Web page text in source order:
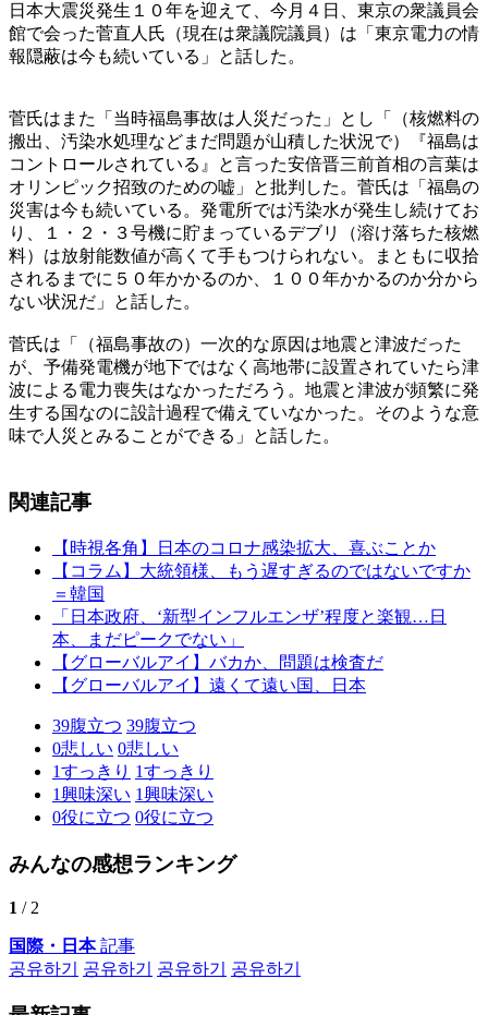
日本大震災発生１０年を迎えて、今月４日、東京の衆議員会
館で会った菅直人氏（現在は衆議院議員）は「東京電力の情
報隠蔽は今も続いている」と話した。
菅氏はまた「当時福島事故は人災だった」とし「（核燃料の
搬出、汚染水処理などまだ問題が山積した状況で）『福島は
コントロールされている』と言った安倍晋三前首相の言葉は
オリンピック招致のための嘘」と批判した。菅氏は「福島の
災害は今も続いている。発電所では汚染水が発生し続けてお
り、１・２・３号機に貯まっているデブリ（溶け落ちた核燃
料）は放射能数値が高くて手もつけられない。まともに収拾
されるまでに５０年かかるのか、１００年かかるのか分から
ない状況だ」と話した。
菅氏は「（福島事故の）一次的な原因は地震と津波だった
が、予備発電機が地下ではなく高地帯に設置されていたら津
波による電力喪失はなかっただろう。地震と津波が頻繁に発
生する国なのに設計過程で備えていなかった。そのような意
味で人災とみることができる」と話した。
関連記事
【時視各角】日本のコロナ感染拡大、喜ぶことか
【コラム】大統領様、もう遅すぎるのではないですか
＝韓国
「日本政府、‘新型インフルエンザ’程度と楽観…日
本、まだピークでない」
【グローバルアイ】バカか、問題は検査だ
【グローバルアイ】遠くて遠い国、日本
39腹立つ 39腹立つ
0悲しい 0悲しい
1すっきり 1すっきり
1興味深い 1興味深い
0役に立つ 0役に立つ
みんなの感想ランキング
1 / 2
国際・日本記事
공유하기
공유하기 공유하기 공유하기